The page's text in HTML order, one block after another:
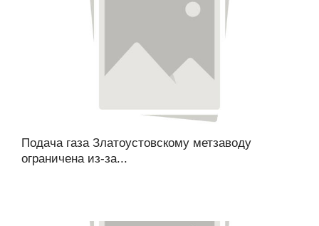
Подача газа Златоустовскому метзаводу
ограничена из-за...